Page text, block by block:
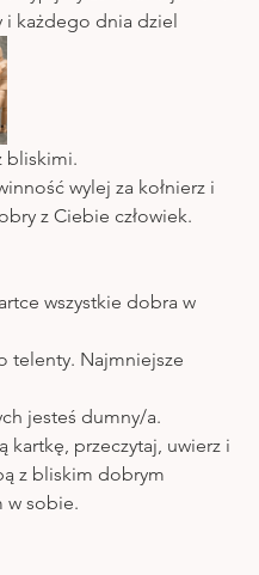
i każdego dnia dziel
bliskimi.
wylej za kołnierz i
z Ciebie człowiek.
wszystkie dobra w
telenty. Najmniejsze
jesteś dumny/a.
kartkę, przeczytaj, uwierz i
z bliskim dobrym
w sobie.